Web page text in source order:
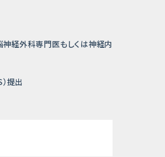
経外科専門医もしくは神経内
提出